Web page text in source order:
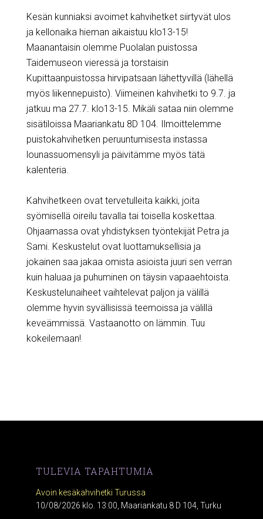
Kesän kunniaksi avoimet kahvihetket siirtyvät ulos
ja kellonaika hieman aikaistuu klo13-15!
Maanantaisin olemme Puolalan puistossa
Taidemuseon vieressä ja torstaisin
Kupittaanpuistossa hirvipatsaan lähettyvillä (lähellä
myös liikennepuisto). Viimeinen kahvihetki to 9.7. ja
jatkuu ma 27.7. klo13-15. Mikäli sataa niin olemme
sisätiloissa Maariankatu 8D 104. Ilmoittelemme
puistokahvihetken peruuntumisesta instassa
lounassuomensyli ja päivitämme myös tätä
kalenteria.
Kahvihetkeen ovat tervetulleita kaikki, joita
syömisellä oireilu tavalla tai toisella koskettaa.
Ohjaamassa ovat yhdistyksen työntekijät Petra ja
Sami. Keskustelut ovat luottamuksellisia ja
jokainen saa jakaa omista asioista juuri sen verran
kuin haluaa ja puhuminen on täysin vapaaehtoista.
Keskustelunaiheet vaihtelevat paljon ja välillä
olemme hyvin syvällisissä teemoissa ja välillä
keveämmissä. Vastaanotto on lämmin. Tuu
kokeilemaan!
TULEVIA TAPAHTUMIA
Avoin kesäkahvihetki Turussa
10/08/2026 klo. 13:00, Maariankatu 8 D 104, Turku